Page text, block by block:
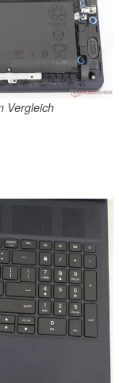
Vergleich